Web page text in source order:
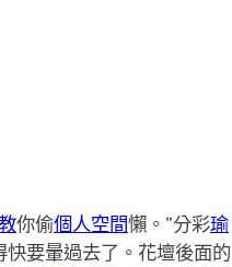
你偷個人空間懶。”分彩瑜
快要暈過去了。花壇後面的